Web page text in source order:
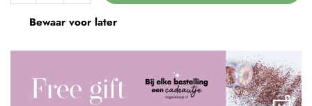
Bewaar voor later